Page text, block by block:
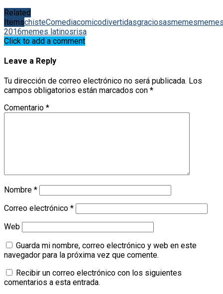
Related
ItemschisteComediacomicodivertidasgraciosasmemes
2016memes latinosrisa
Click to add a comment
Leave a Reply
Tu dirección de correo electrónico no será publicada. Los
campos obligatorios están marcados con *
Comentario *
Nombre *
Correo electrónico *
Web
Guarda mi nombre, correo electrónico y web en este
navegador para la próxima vez que comente.
Recibir un correo electrónico con los siguientes
comentarios a esta entrada.